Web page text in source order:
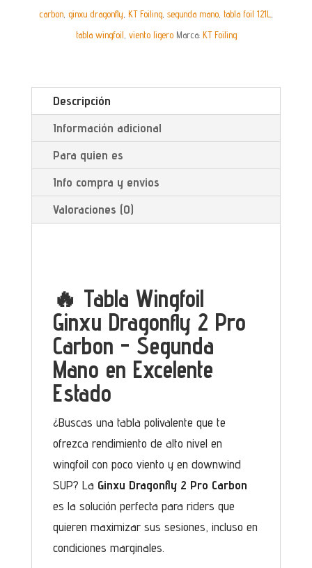
carbon, ginxu dragonfly, KT Foiling, segunda mano, tabla foil 121L,
tabla wingfoil, viento ligero Marca: KT Foiling
Descripción
Información adicional
Para quien es
Info compra y envios
Valoraciones (0)
🔥 Tabla Wingfoil
Ginxu Dragonfly 2 Pro
Carbon - Segunda
Mano en Excelente
Estado
¿Buscas una tabla polivalente que te
ofrezca rendimiento de alto nivel en
wingfoil con poco viento y en downwind
SUP? La Ginxu Dragonfly 2 Pro Carbon
es la solución perfecta para riders que
quieren maximizar sus sesiones, incluso en
condiciones marginales.